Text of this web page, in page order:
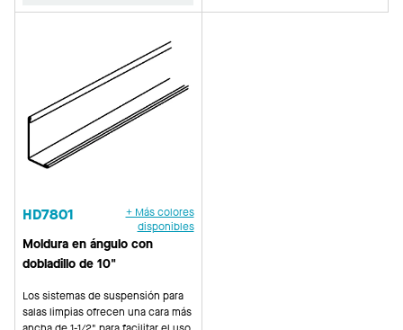
HD7801
+ Más colores
disponibles
Moldura en ángulo con
dobladillo de 10"
Los sistemas de suspensión para
salas limpias ofrecen una cara más